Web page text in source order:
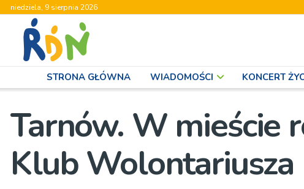
niedziela, 9 sierpnia 2026
STRONA GŁÓWNA WIADOMOŚCI KONCERT
Tarnów. W mieście
Klub Wolontariusza